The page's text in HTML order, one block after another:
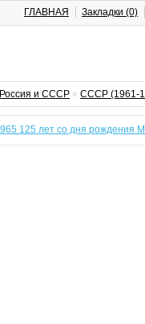
ГЛАВНАЯ Закладки (0)
Россия и СССР » СССР (1961-